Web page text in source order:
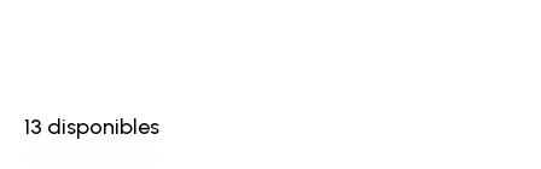
13 disponibles